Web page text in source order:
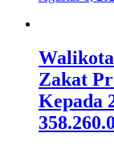
Zakat
Kepada